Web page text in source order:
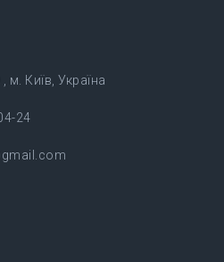
м. Київ, Україна
24